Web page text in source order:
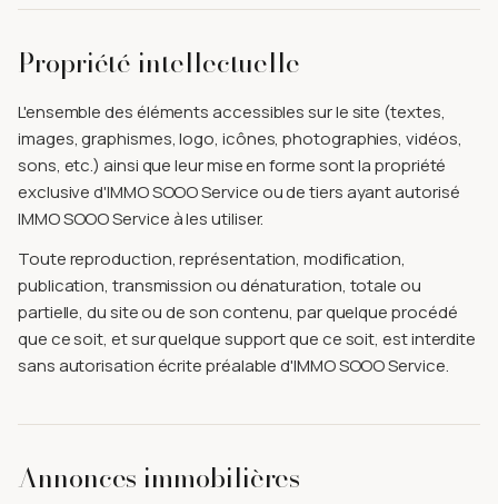
Propriété intellectuelle
L'ensemble des éléments accessibles sur le site (textes,
images, graphismes, logo, icônes, photographies, vidéos,
sons, etc.) ainsi que leur mise en forme sont la propriété
exclusive d'IMMO SOOO Service ou de tiers ayant autorisé
IMMO SOOO Service à les utiliser.
Toute reproduction, représentation, modification,
publication, transmission ou dénaturation, totale ou
partielle, du site ou de son contenu, par quelque procédé
que ce soit, et sur quelque support que ce soit, est interdite
sans autorisation écrite préalable d'IMMO SOOO Service.
Annonces immobilières